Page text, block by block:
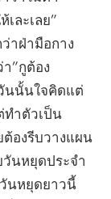
ละเลย”
าฝ่ามือกาง
”กูต้อง
นนั้นใจคิดแต่
ทำตัวเป็น
องรีบวางแผน
นหยุดประจำ
นหยุดยาวนี้